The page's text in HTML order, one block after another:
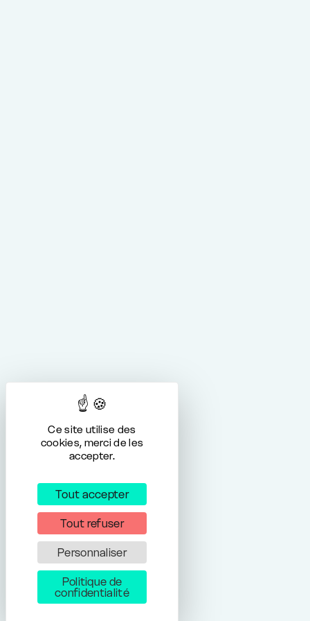
Ce site utilise des
cookies, merci de les
accepter.
Tout accepter
Tout refuser
Personnaliser
Politique de
confidentialité